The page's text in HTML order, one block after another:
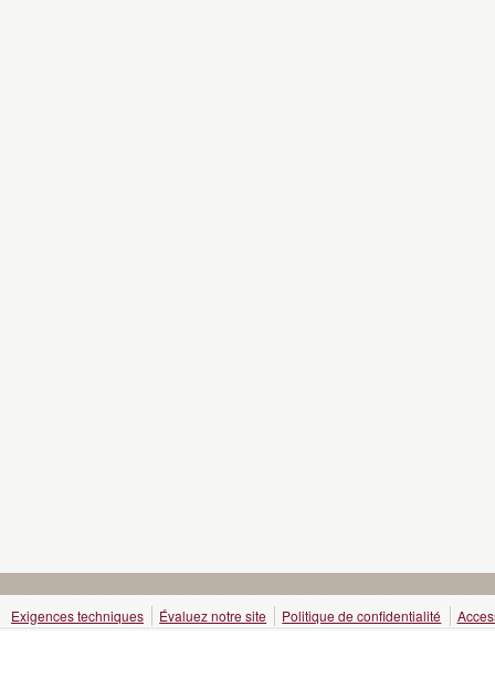
Exigences techniques Évaluez notre site Politique de confidentialité